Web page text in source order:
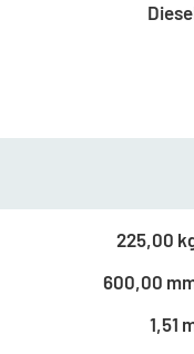
225,00
600,00
1,51